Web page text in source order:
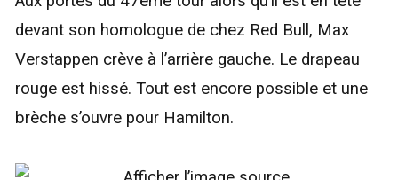
devant son homologue de chez Red Bull, Max
Verstappen crève à l’arrière gauche. Le drapeau
rouge est hissé. Tout est encore possible et une
brèche s’ouvre pour Hamilton.